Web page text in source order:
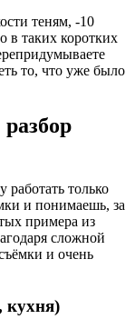
теням, -10
таких коротких
то, что уже было
работать только
и понимаешь, за
примера из
сложной
и очень
кухня)